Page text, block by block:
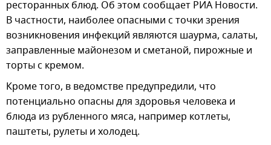
ресторанных блюд. Об этом сообщает РИА Новости.
В частности, наиболее опасными с точки зрения
возникновения инфекций являются шаурма, салаты,
заправленные майонезом и сметаной, пирожные и
торты с кремом.
Кроме того, в ведомстве предупредили, что
потенциально опасны для здоровья человека и
блюда из рубленного мяса, например котлеты,
паштеты, рулеты и холодец.